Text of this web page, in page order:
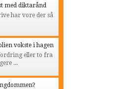
med diktarånd
har vore der så
vokste i hagen
eller to fra
...